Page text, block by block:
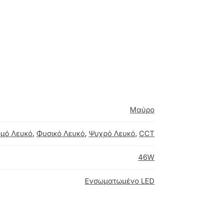
Μαύρο
Λευκό, Φυσικό Λευκό, Ψυχρό Λευκό, CCT
46W
Ενσωματωμένο LED